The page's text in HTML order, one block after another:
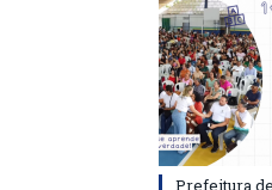
Prefeitura